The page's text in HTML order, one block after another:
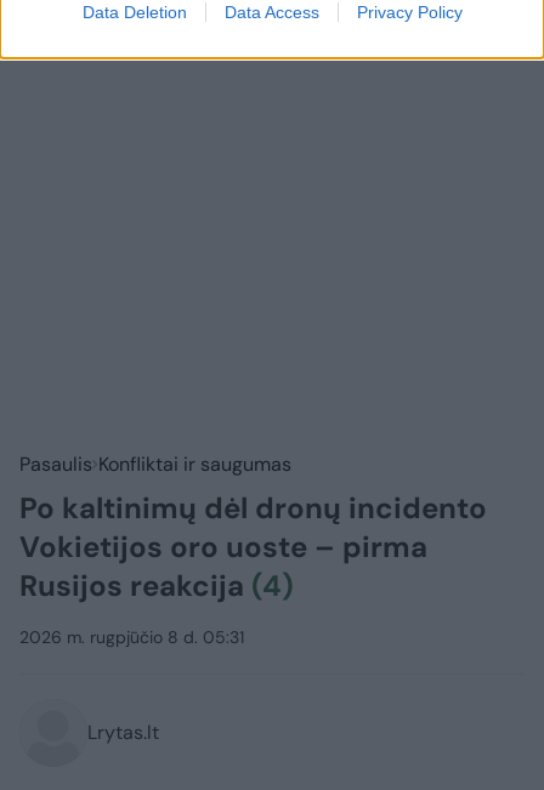
Data Deletion Data Access Privacy Policy
Prisijungti komentatoriams
Pasaulis Konfliktai ir saugumas
Po kaltinimų dėl dronų incidento
Vokietijos oro uoste – pirma
Rusijos reakcija (4)
2026 m. rugpjūčio 8 d. 05:31
Lrytas.lt